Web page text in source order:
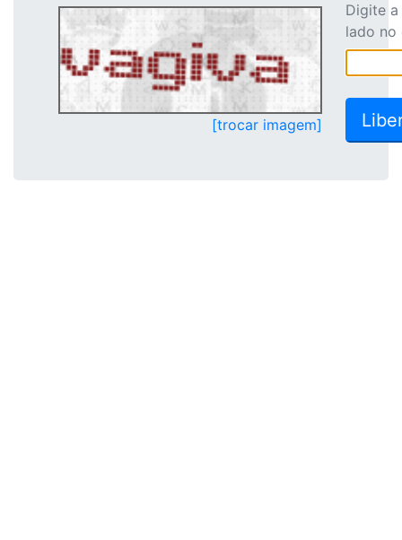
[trocar imagem]
Digite
lado no